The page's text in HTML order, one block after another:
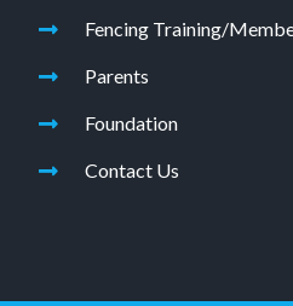
Fencing Training/
Parents
Foundation
Contact Us